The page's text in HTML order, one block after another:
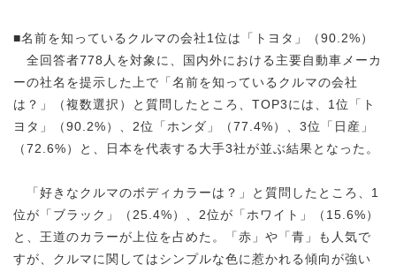
■名前を知っているクルマの会社1位は「トヨタ」（90.2%）
全回答者778人を対象に、国内外における主要自動車メーカ
ーの社名を提示した上で「名前を知っているクルマの会社
は？」（複数選択）と質問したところ、TOP3には、1位「ト
ヨタ」（90.2%）、2位「ホンダ」（77.4%）、3位「日産」
（72.6%）と、日本を代表する大手3社が並ぶ結果となった。
「好きなクルマのボディカラーは？」と質問したところ、1
位が「ブラック」（25.4%）、2位が「ホワイト」（15.6%）
と、王道のカラーが上位を占めた。「赤」や「青」も人気で
すが、クルマに関してはシンプルな色に惹かれる傾向が強い